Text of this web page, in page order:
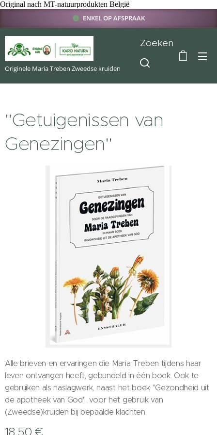
Original nach MT-natuurprodukten België
ENKEL OP AFSPRAAK
Originele Maria Treben Zweedse kruiden
Zoeken
"Getuigenissen van
Genezingen"
Alle brieven en ervaringen die Maria Treben tijdens haar
leven ontvangen heeft, gebundeld in één boek. Ook te
gebruiken als naslagwerk, naast het boek "Gezondheid uit
de apotheek van God", voor het gebruik van
(Zweedse)kruiden bij bepaalde klachten.
18,50 €